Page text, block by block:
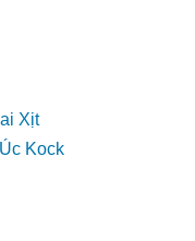
Xịt
Kock